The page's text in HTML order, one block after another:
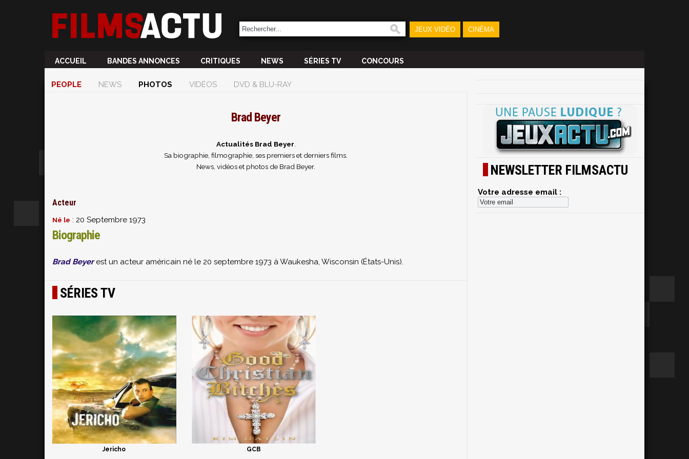
JEUX VIDÉO CINÉMA
ACCUEIL BANDES ANNONCES CRITIQUES NEWS SÉRIES TV CONCOURS
PEOPLE NEWS PHOTOS VIDÉOS DVD & BLU-RAY
Brad Beyer
Actualités Brad Beyer
Sa biographie, filmographie, ses premiers et derniers films.
News, vidéos et photos de Brad Beyer.
Acteur
Né le : 20 Septembre 1973
Biographie
Brad Beyerest un acteur américain né le 20 septembre 1973 àWaukesha, Wisconsin (États-Unis).
SÉRIES TV
Jericho GCB
NEWSLETTER FILMSACTU
Votre adresse email :